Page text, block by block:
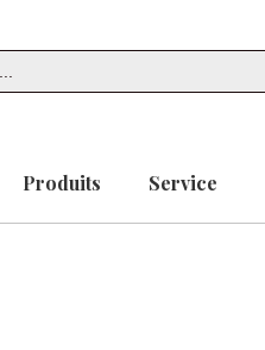
Produits Service